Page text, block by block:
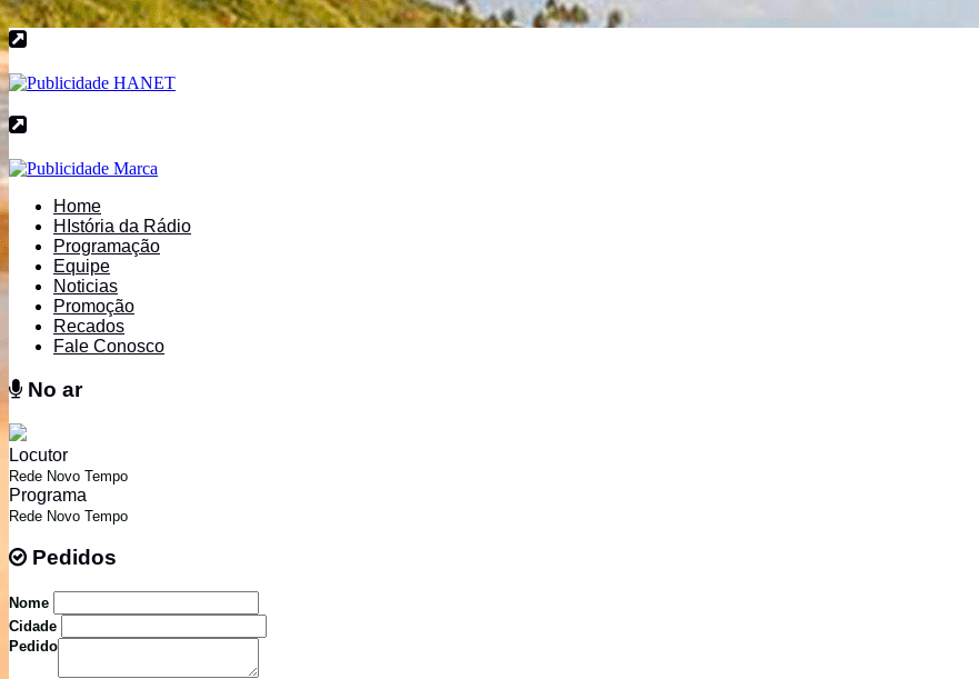
Home
HIstória da Rádio
Programação
Equipe
Noticias
Promoção
Recados
Fale Conosco
No ar
Locutor
Rede Novo Tempo
Programa
Rede Novo Tempo
Pedidos
Nome
Cidade
Pedido